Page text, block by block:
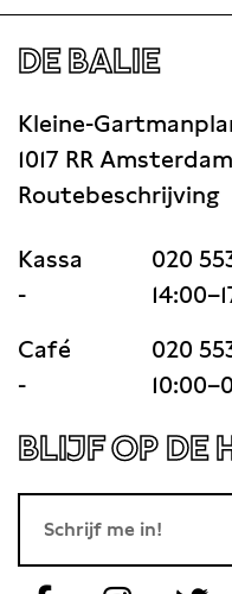
DE BALIE
Kleine-
1017 RR Amsterdam
Routebeschrijving
Kassa
020
-
Café
020
-
BLIJF OP DE